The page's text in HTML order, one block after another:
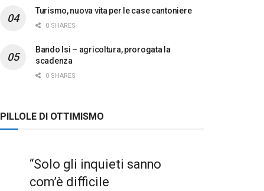
Turismo, nuova vita per le case cantoniere
0 SHARES
Bando Isi – agricoltura, prorogata la
scadenza
0 SHARES
PILLOLE DI OTTIMISMO
“Solo gli inquieti sanno
com’è difficile